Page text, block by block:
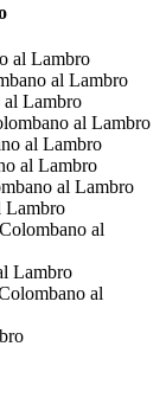
al Lambro
al Lambro
al Lambro
al Lambro
al Lambro
al Lambro
al Lambro
Lambro
al
Lambro
al